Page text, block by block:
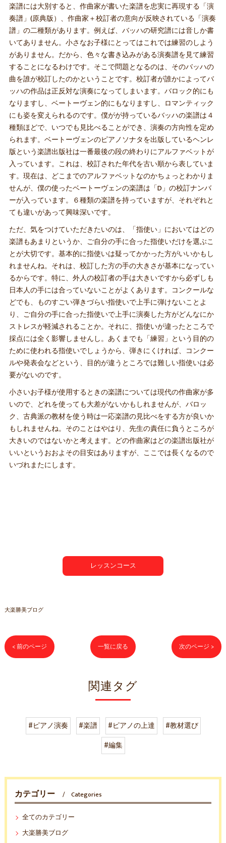
楽譜には大別すると、作曲家が書いた楽譜を忠実に再現する「演
奏譜」(原典版）、作曲家＋校訂者の意向が反映されている「演奏
譜」の二種類があります。例えば、バッハの研究譜には音しか書
いてありません。小さなお子様にとってはこれでは練習のしよう
がありません。だから、色々な書き込みがある演奏譜を見て練習
することになるわけです。そこで問題となるのは、そのバッハの
曲を誰が校訂したのかということです。校訂者が誰かによってバ
ッハの作品は正反対な演奏になってしまいます。バロック的にも
なりますし、ベートーヴェン的にもなりますし、ロマンティック
にも姿を変えられるのです。僕がが持っているバッハの楽譜は４
種類ほどで、いつでも見比べることができ、演奏の方向性を定め
られます。ベートーヴェンのピアノソナタを出版しているヘンレ
版という楽譜出版社は一番最後の段の終わりにアルファベットが
入っています。これは、校訂された年代を古い順から表していま
す。現在は、どこまでのアルファベットなのかちょっとわかりま
せんが、僕の使ったベートーヴェンの楽譜は「D」の校訂ナンバ
ーが入っています。６種類の楽譜を持っていますが、それぞれと
ても違いがあって興味深いです。
ただ、気をつけていただきたいのは、「指使い」においてはどの
楽譜もあまりというか、ご自分の手に合った指使いだけを選ぶこ
とが大切です。基本的に指使いは疑ってかかった方がいいかもし
れませんね。それは、校訂した方の手の大きさが基本になってい
るからです。特に、外人の校訂者の手は大きいですから必ずしも
日本人の手には合っていないことがよくあります。コンクールな
どでも、ものすごい弾きづらい指使いで上手に弾けないことよ
り、ご自分の手に合った指使いで上手に演奏した方がどんなにか
ストレスが軽減されることか。それに、指使いが違ったところで
採点には全く影響しませんし。あくまでも「練習」という目的の
ために使われる指使いでしょうから、弾きにくければ、コンクー
ルや発表会などという、目的が違うところでは難しい指使いは必
要がないのです。
小さいお子様が使用するときの楽譜については現代の作曲家が多
いので、どれを使っても大差がないかもしれませんが、バロッ
ク、古典派の教材を使う時は一応楽譜の見比べをする方が良いか
もしれませんね。そのことはやはり、先生の責任に負うところが
大きいのではないかと考えます。どの作曲家はどの楽譜出版社が
いいというおおよその目安はありますが、ここでは長くなるので
いづれまたにします。
レッスンコース
大楽勝美ブログ
< 前のページ 一覧に戻る 次のページ >
関連タグ
#ピアノ演奏 #楽譜 #ピアノの上達
#教材選び
#編集
カテゴリー Categories
全てのカテゴリー
大楽勝美ブログ